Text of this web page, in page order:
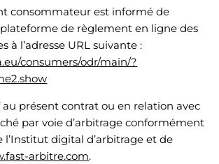
consommateur est informé de
plateforme de règlement en ligne des
à l’adresse URL suivante :
consumers/odr/main/?
présent contrat ou en relation avec
par voie d’arbitrage conformément
digital d’arbitrage et de
arbitre.com.